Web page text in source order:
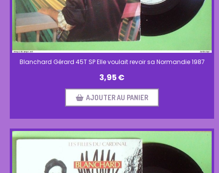
Blanchard Gérard 45T SP Elle voulait revoir sa Normandie 1987
3,95€
AJOUTER AU PANIER